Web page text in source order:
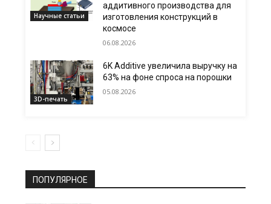
Научные статьи
аддитивного производства для
изготовления конструкций в
космосе
06.08.2026
3D-печать
6K Additive увеличила выручку на
63% на фоне спроса на порошки
05.08.2026
ПОПУЛЯРНОЕ